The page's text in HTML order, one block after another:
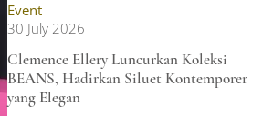
Event
30 July 2026
Clemence Ellery Luncurkan Koleksi
BEANS, Hadirkan Siluet Kontemporer
yang Elegan